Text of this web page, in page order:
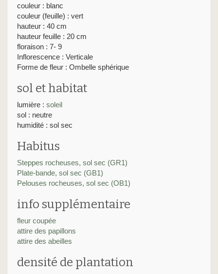
couleur : blanc
couleur (feuille) : vert
hauteur : 40 cm
hauteur feuille : 20 cm
floraison : 7- 9
Inflorescence : Verticale
Forme de fleur : Ombelle sphérique
sol et habitat
lumière : soleil
sol : neutre
humidité : sol sec
Habitus
Steppes rocheuses, sol sec (GR1)
Plate-bande, sol sec (GB1)
Pelouses rocheuses, sol sec (OB1)
info supplémentaire
fleur coupée
attire des papillons
attire des abeilles
densité de plantation